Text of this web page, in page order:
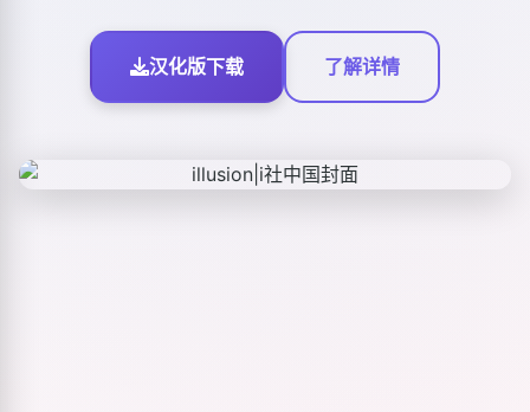
汉化版下载 了解详情